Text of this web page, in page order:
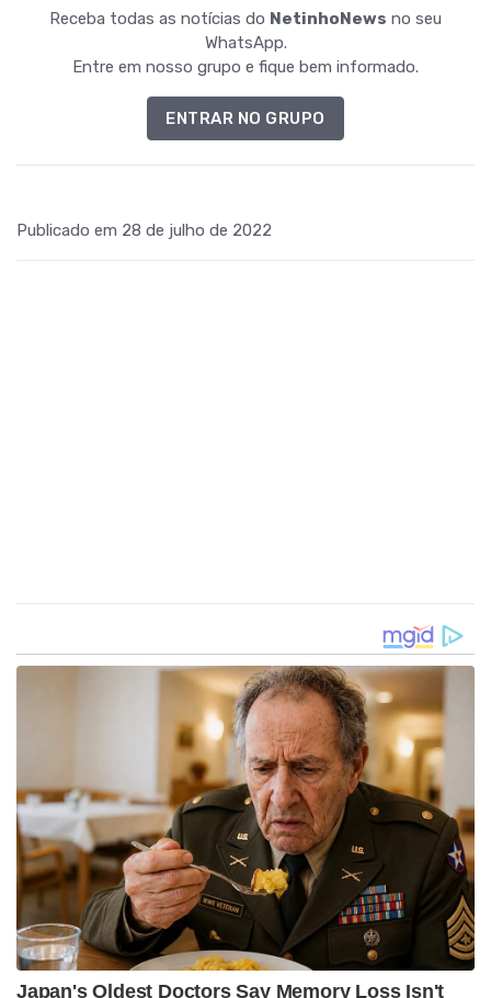
Receba todas as notícias do NetinhoNews no seu
WhatsApp.
Entre em nosso grupo e fique bem informado.
ENTRAR NO GRUPO
Publicado em 28 de julho de 2022